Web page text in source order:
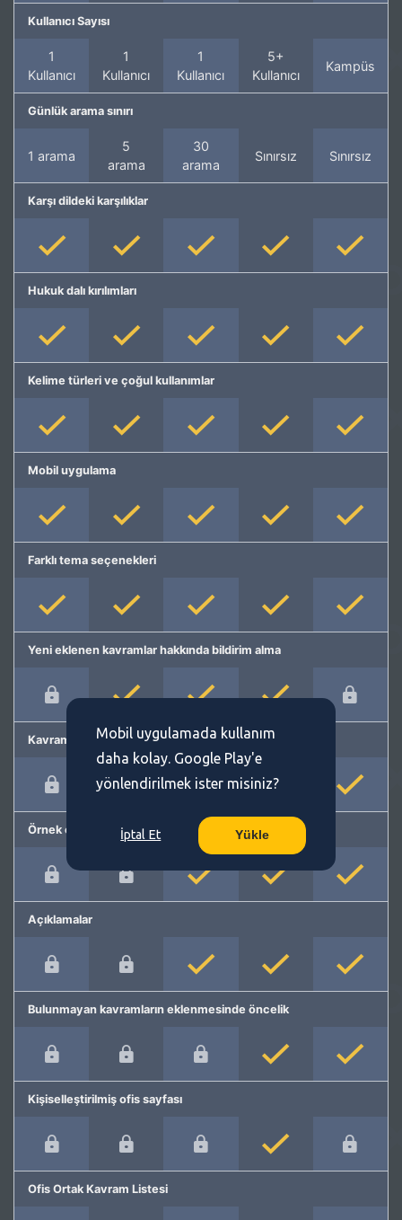
Kullanıcı Sayısı
1
Kullanıcı
1
Kullanıcı
1
Kullanıcı
5+
Kullanıcı
Kampüs
Günlük arama sınırı
1 arama
5
arama
30
arama
Sınırsız Sınırsız
Karşı dildeki karşılıklar
Hukuk dalı kırılımları
Kelime türleri ve çoğul kullanımlar
Mobil uygulama
Farklı tema seçenekleri
Yeni eklenen kavramlar hakkında bildirim alma
Kavram önerme
Örnek cümleler
Açıklamalar
Bulunmayan kavramların eklenmesinde öncelik
Kişiselleştirilmiş ofis sayfası
Ofis Ortak Kavram Listesi
Mobil uygulamada kullanım
daha kolay. Google Play'e
yönlendirilmek ister misiniz?
İptal Et Yükle